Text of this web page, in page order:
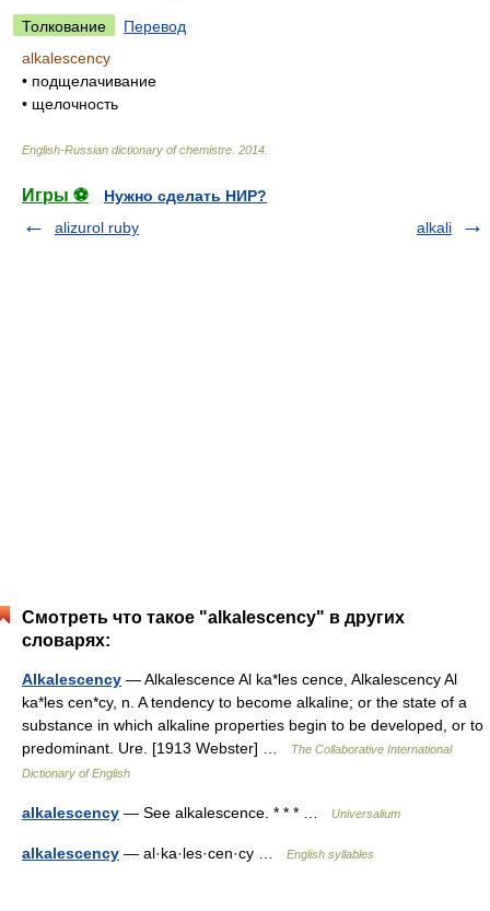
Толкование
Перевод
alkalescency
• подщелачивание
• щелочность
English-Russian dictionary of chemistre 2014
Игры ⚽
Нужно сделать НИР?
alizurol ruby
alkali
Смотреть что такое "alkalescency" в других
словарях:
Alkalescency — Alkalescence Al ka*les cence, Alkalescency Al
ka*les cen*cy, n. A tendency to become alkaline; or the state of a
substance in which alkaline properties begin to be developed, or to
predominant. Ure. [1913 Webster] …
The Collaborative International
Dictionary of English
alkalescency — See alkalescence. * * * … Universalium
alkalescency — al·ka·les·cen·cy … English syllables